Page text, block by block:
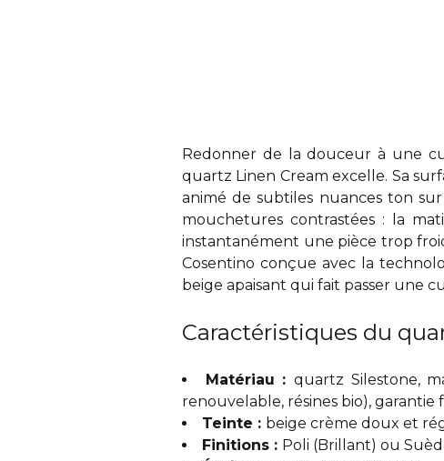
Redonner de la douceur à une
quartz Linen Cream excelle. Sa
animé de subtiles nuances ton
mouchetures contrastées : la
instantanément une pièce trop
Cosentino conçue avec la
beige apaisant qui fait passer une
Caractéristiques du
Matériau :quartz Silestone,
renouvelable, résines bio), garantie
Teinte : beige crème doux et
Finitions : Poli (Brillant) ou